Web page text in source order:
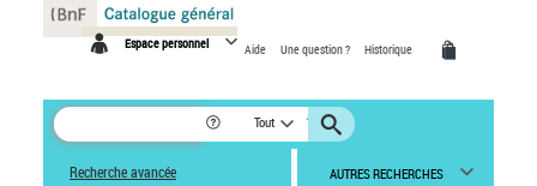
Espace personnel Aide Une question ? Historique
Tout
Recherche avancée AUTRES RECHERCHES
Panneau de gestion des cookies